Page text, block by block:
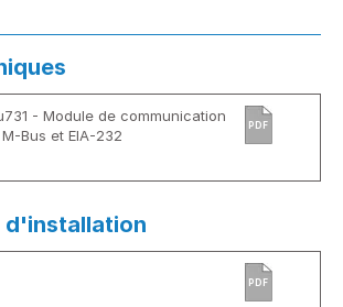
- Module de communication
Bus et EIA-232
PDF
d'installation
PDF